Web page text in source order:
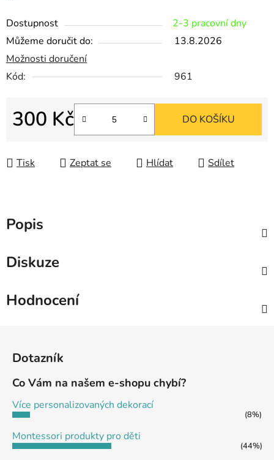
Dostupnost
2-3 pracovní dny
Můžeme doručit do:
13.8.2026
Možnosti doručení
Kód:
961
300 Kč DO KOŠÍKU
Tisk Zeptat se Hlídat Sdílet
Popis
Diskuze
Hodnocení
Dotazník
Co Vám na našem e-shopu chybí?
Více personalizovaných dekorací
(8%)
Montessori produkty pro děti
(44%)